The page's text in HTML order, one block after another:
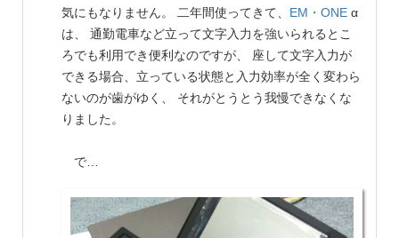
気にもなりません。 二年間使ってきて、 EM・ONE α
は、 通勤電車など立って文字入力を強いられるとこ
ろでも利用でき便利なのですが、 座して文字入力が
できる場合、立っている状態と入力効率が全く変わら
ないのが歯がゆく、 それがとうとう我慢できなくな
りました。
で…